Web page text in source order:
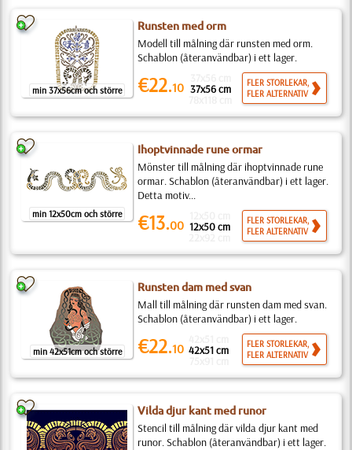
min 37x56cm och större
Runsten med orm
Modell till målning där runsten med orm.
Schablon (återanvändbar) i ett lager.
€22.10 37x56 cm
FLER STORLEKAR,
FLER ALTERNATIV
min 12x50cm och större
Ihoptvinnade rune ormar
Mönster till målning där ihoptvinnade rune
ormar. Schablon (återanvändbar) i ett lager.
Detta motiv...
€13.00 12x50 cm
FLER STORLEKAR,
FLER ALTERNATIV
min 42x51cm och större
Runsten dam med svan
Mall till målning där runsten dam med svan.
Schablon (återanvändbar) i ett lager.
€22.10 42x51 cm
FLER STORLEKAR,
FLER ALTERNATIV
Vilda djur kant med runor
Stencil till målning där vilda djur kant med
runor. Schablon (återanvändbar) i ett lager.